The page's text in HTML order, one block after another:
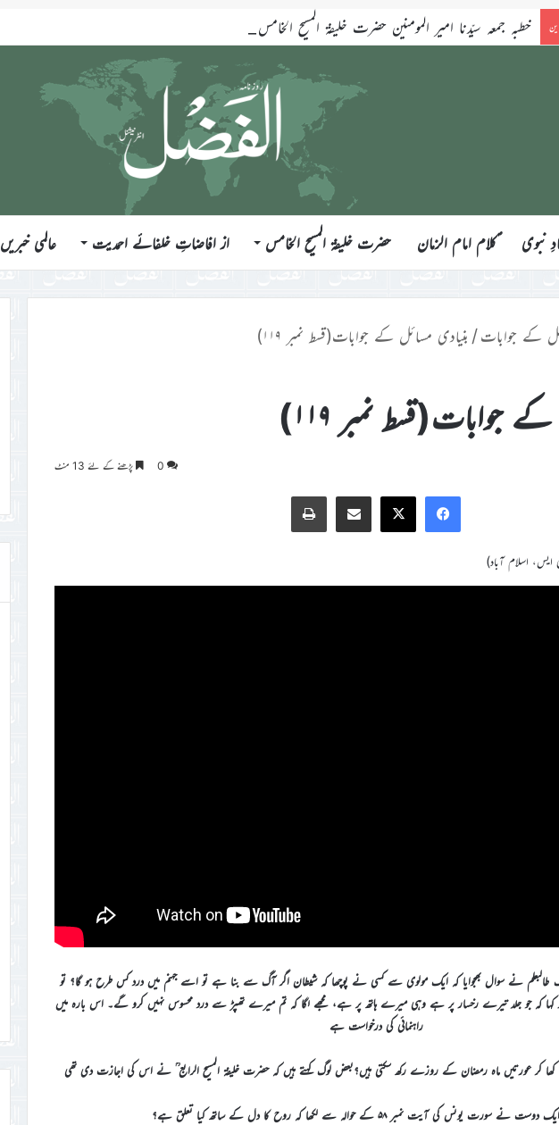
خطبہ جمعہ سیّدنا امیر المومنین حضرت خلیفۃ المسیح الخامس ایّدہ اللہ تعالیٰ بنصرہ العزیز فرمودہ 17؍جولائی 2026ء
نبوی ؑکلام امام الزمان حضرت خلیفۃ المسیح الخامس از افاضاتِ خلفائے احمدیت عالمی خبریں
کے جوابات/ بنیادی مسائل کے جوابات(قسط نمبر ۱۱۹)
جوابات(قسط نمبر ۱۱۹)
0 پڑھنے کے لئے 13 منٹ
Facebook
X
Share via Email
Print
ایس، اسلام آباد)
طالبعلم نے سوال بھجوایا کہ ایک مولوی سے کسی نے پوچھا کہ شیطان اگر آگ سے بنا ہے تو اسے جہنم میں درد کس طرح ہو گا؟ تو
کہ جو جلد تیرے رخسار پر ہے وہی میرے ہاتھ پر ہے، مجھے لگا کہ تم میرے تھپڑ سے درد محسوس نہیں کرو گے۔ اس بارہ میں
راہنمائی کی درخواست ہے
کر عورتیں ماہ رمضان کے روزے رکھ سکتی ہیں؟بعض لوگ کہتے ہیں کہ حضرت خلیفۃ المسیح الرابع ؒ نے اس کی اجازت دی تھی
نے سورت یونس کی آیت نمبر ۵۸ کے حوالہ سے لکھا کہ روح کا دل کے ساتھ کیا تعلق ہے؟